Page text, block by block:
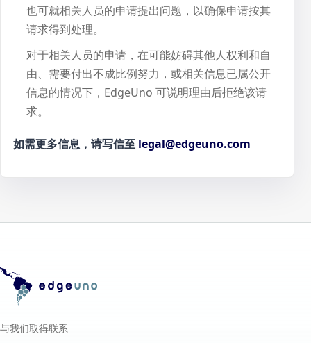
也可就相关人员的申请提出问题，以确保申请按其
请求得到处理。
对于相关人员的申请，在可能妨碍其他人权利和自
由、需要付出不成比例努力，或相关信息已属公开
信息的情况下，EdgeUno 可说明理由后拒绝该请
求。
如需更多信息，请写信至 legal@edgeuno.com
与我们取得联系